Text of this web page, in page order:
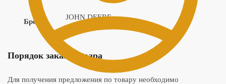
Бренд
JOHN DEERE
Порядок заказа товара
Для получения предложения по товару необходимо